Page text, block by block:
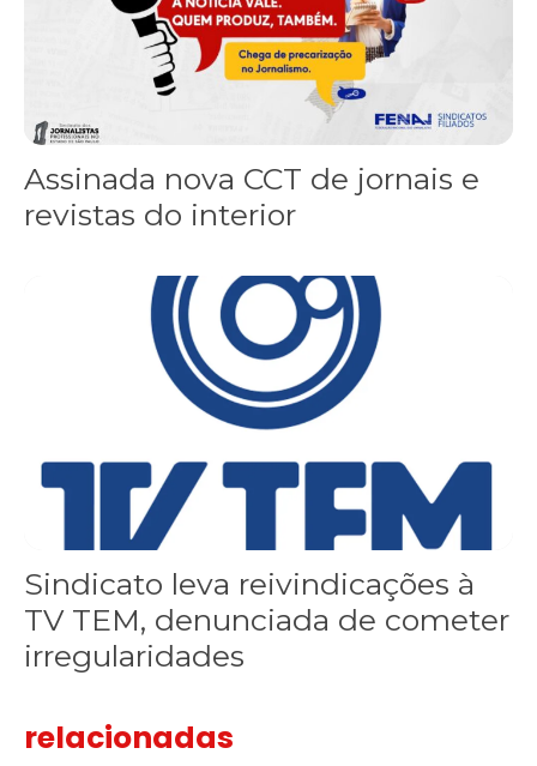
Assinada nova CCT de jornais e
revistas do interior
Sindicato leva reivindicações à TV TEM, denunciada de cometer
Sindicato leva reivindicações à
TV TEM, denunciada de cometer
irregularidades
relacionadas